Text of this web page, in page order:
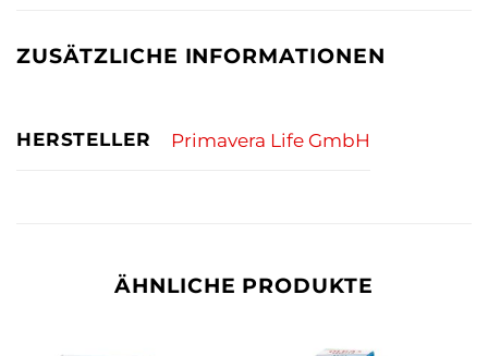
ZUSÄTZLICHE INFORMATIONEN
HERSTELLER Primavera Life GmbH
ÄHNLICHE PRODUKTE